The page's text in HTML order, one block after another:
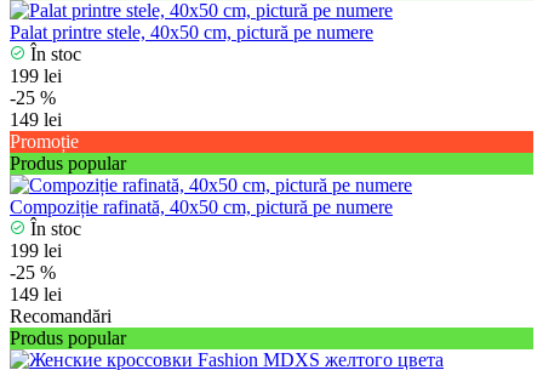
Palat printre stele, 40x50 cm, pictură pe numere
În stoc
199 lei
-25 %
149 lei
Promoție
Produs popular
Compoziție rafinată, 40x50 cm, pictură pe numere
În stoc
199 lei
-25 %
149 lei
Recomandări
Produs popular